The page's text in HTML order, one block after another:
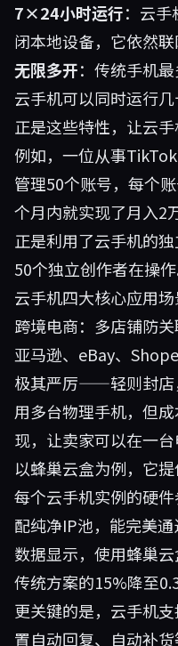
7×24小时运行：云
闭本地设备，它依然
无限多开：传统手机
云手机可以同时运行
正是这些特性，让云
例如，一位从事
管理50个账号，每个
个月内就实现了月入2
正是利用了云手机的
50个独立创作者在操作
云手机四大核心应用场
跨境电商：多店铺防
亚马逊、eBay、
极其严厉——轻则封店
用多台物理手机，但
现，让卖家可以在一
以蜂巢云盒为例，它提
每个云手机实例的硬
配纯净IP池，能完美
数据显示，使用蜂巢
传统方案的15%降至
更关键的是，云手机
置自动回复、自动补